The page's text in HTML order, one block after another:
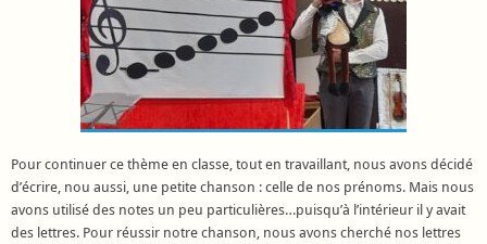
Pour continuer ce thème en classe, tout en travaillant, nous avons décidé
d’écrire, nou aussi, une petite chanson : celle de nos prénoms. Mais nous
avons utilisé des notes un peu particulières…puisqu’à l’intérieur il y avait
des lettres. Pour réussir notre chanson, nous avons cherché nos lettres